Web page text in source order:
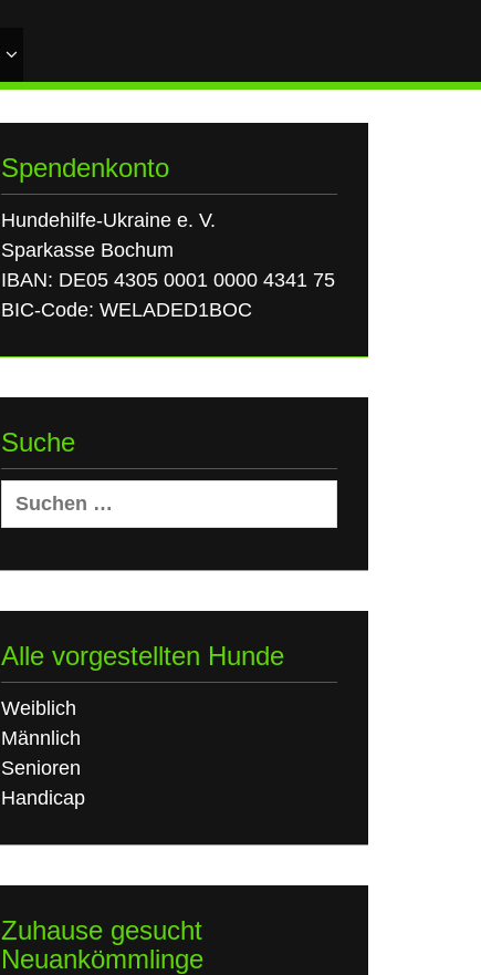
Spendenkonto
Hundehilfe-Ukraine e. V.
Sparkasse Bochum
IBAN: DE05 4305 0001 0000 4341 75
BIC-Code: WELADED1BOC
Suche
Suchen
nach:
Alle vorgestellten Hunde
Weiblich
Männlich
Senioren
Handicap
Zuhause gesucht
Neuankömmlinge